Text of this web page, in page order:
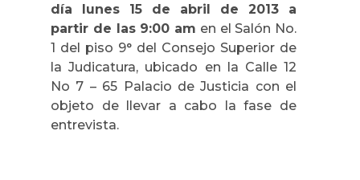
día lunes 15 de abril de 2013 a
partir de las 9:00 am en el Salón No.
1 del piso 9° del Consejo Superior de
la Judicatura, ubicado en la Calle 12
No 7 – 65 Palacio de Justicia con el
objeto de llevar a cabo la fase de
entrevista.